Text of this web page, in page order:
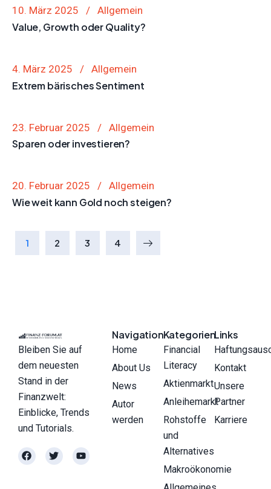
10. März 2025 Allgemein
Value, Growth oder Quality?
4. März 2025 Allgemein
Extrem bärisches Sentiment
23. Februar 2025 Allgemein
Sparen oder investieren?
20. Februar 2025 Allgemein
Wie weit kann Gold noch steigen?
1 2 3 4
Bleiben Sie auf
dem neuesten
Stand in der
Finanzwelt:
Einblicke, Trends
und Tutorials.
Navigation
Home
About Us
News
Autor
werden
Kategorien
Financial
Literacy
Aktienmarkt
Anleihemarkt
Rohstoffe
und
Alternatives
Makroökonomie
Links
Kontakt
Unsere
Partner
Karriere